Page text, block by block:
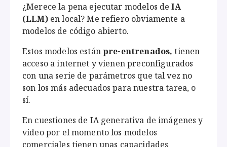
¿Merece la pena ejecutar modelos deIA
(LLM) en local? Me refiero obviamente a
modelos de código abierto.
Estos modelos estánpre-entrenados,tienen
acceso a internet y vienen preconfigurados
con una serie de parámetros que tal vez no
son los más adecuados para nuestra tarea, o
sí.
En cuestiones de IA generativa de imágenes y
vídeo por el momento los modelos
comerciales tienen unas capacidades